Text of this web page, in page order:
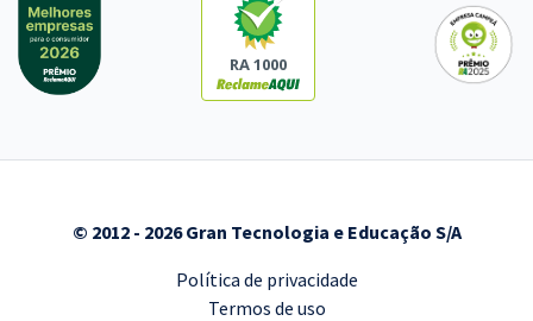
RA 1000
© 2012 - 2026 Gran Tecnologia e Educação S/A
Política de privacidade
Termos de uso